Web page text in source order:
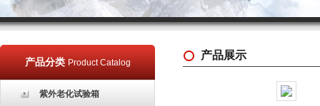
产品分类 Product Catalog
紫外老化试验箱
产品展示